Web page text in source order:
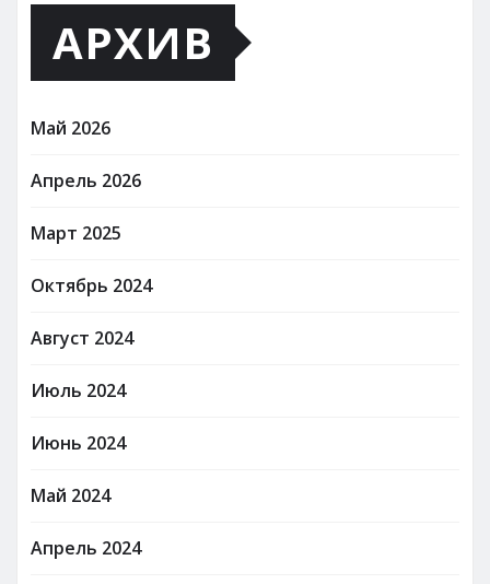
АРХИВ
Май 2026
Апрель 2026
Март 2025
Октябрь 2024
Август 2024
Июль 2024
Июнь 2024
Май 2024
Апрель 2024